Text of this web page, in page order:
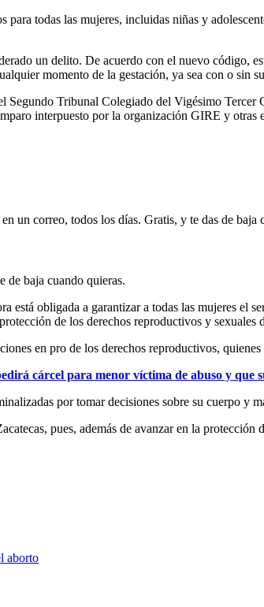
todas las mujeres, incluidas niñas y
un delito. De acuerdo con el nuevo código,
momento de la gestación, ya sea con o sin
Segundo Tribunal Colegiado del Vigésimo
interpuesto por la organización GIRE y
un correo, todos los días. Gratis, y te das de baja
de baja cuando quieras.
está obligada a garantizar a todas las mujeres
de los derechos reproductivos y sexuales
en pro de los derechos reproductivos,
cárcel para menor víctima de abuso y que
por tomar decisiones sobre su cuerpo
pues, además de avanzar en la
aborto